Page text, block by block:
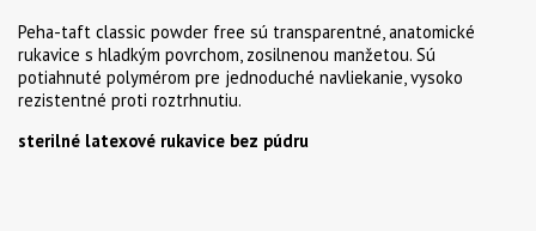
Peha-taft classic powder free sú transparentné, anatomické
rukavice s hladkým povrchom, zosilnenou manžetou. Sú
potiahnuté polymérom pre jednoduché navliekanie, vysoko
rezistentné proti roztrhnutiu.
sterilné latexové rukavice bez púdru